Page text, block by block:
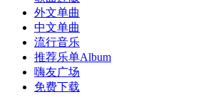
外文单曲
中文单曲
流行音乐
推荐乐单Album
嗨友广场
免费下载